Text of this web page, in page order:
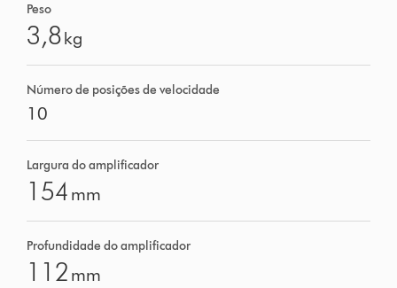
Peso
3,8kg
Número de posições de velocidade
10
Largura do amplificador
154 mm
Profundidade do amplificador
112 mm